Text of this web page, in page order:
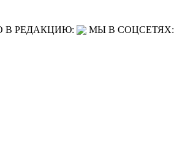
В РЕДАКЦИЮ: МЫ В СОЦСЕТЯХ: